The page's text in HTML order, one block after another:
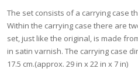
The set consists of a carrying case
Within the carrying case there are
set, just like the original, is made
in satin varnish. The carrying case
17.5 cm.(approx. 29 in x 22 in x 7 in)